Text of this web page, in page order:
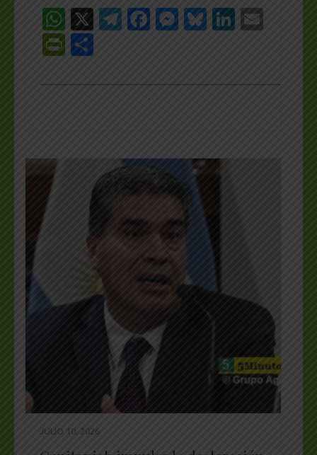
WhatsApp
X Telegram
Facebook
Messenger
Bluesky
PrintFriendly
…
JULIO 10, 2026